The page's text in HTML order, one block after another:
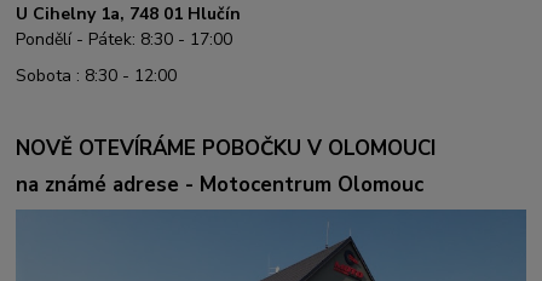
U Cihelny 1a, 748 01 Hlučín
Pondělí - Pátek: 8:30 - 17:00
Sobota : 8:30 - 12:00
NOVĚ OTEVÍRÁME POBOČKU V OLOMOUCI
na známé adrese - Motocentrum Olomouc